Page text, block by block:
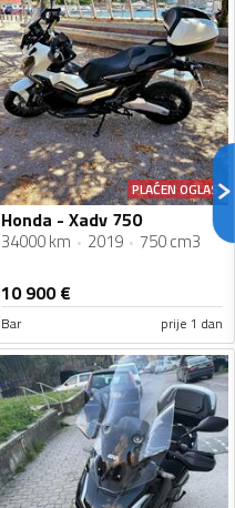
PLAĆEN OGLAS
Honda - Xadv 750
34000 km 2019 750 cm3
10 900€
Bar prije 1 dan